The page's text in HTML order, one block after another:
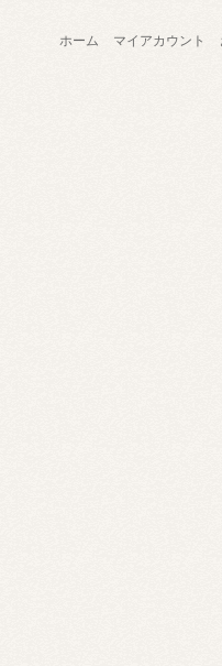
ホーム マイアカウント